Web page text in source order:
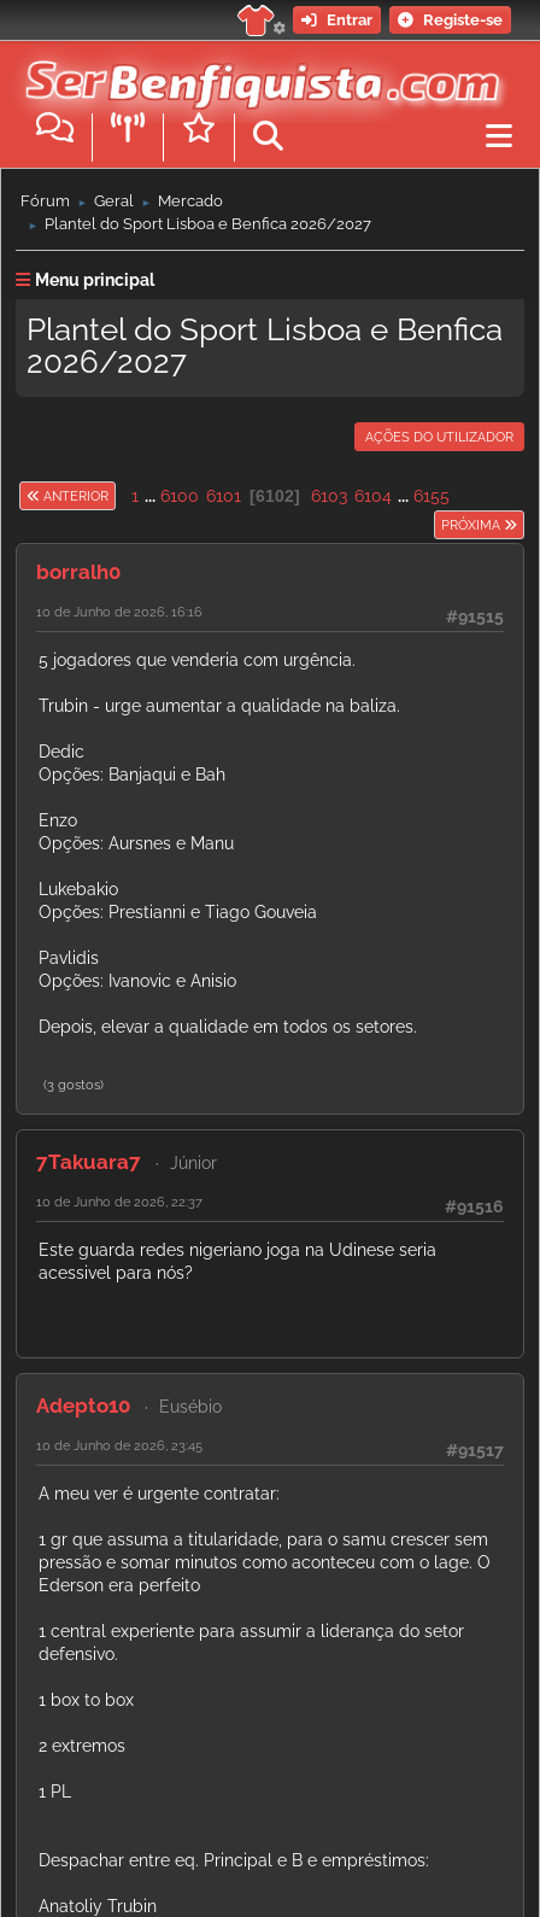
Entrar Registe-se
Fórum ► Geral ► Mercado
► Plantel do Sport Lisboa e Benfica 2026/2027
Menu principal
Plantel do Sport Lisboa e Benfica
2026/2027
AÇÕES DO UTILIZADOR
ANTERIOR 1 ... 6100 6101 6102 6103 6104 ... 6155
PRÓXIMA
borralh0
#91515
10 de Junho de 2026, 16:16
5 jogadores que venderia com urgência.
Trubin - urge aumentar a qualidade na baliza.
Dedic
Opções: Banjaqui e Bah
Enzo
Opções: Aursnes e Manu
Lukebakio
Opções: Prestianni e Tiago Gouveia
Pavlidis
Opções: Ivanovic e Anisio
Depois, elevar a qualidade em todos os setores.
(3 gostos)
7Takuara7 Júnior
#91516
10 de Junho de 2026, 22:37
Este guarda redes nigeriano joga na Udinese seria
acessivel para nós?
Adepto10 Eusébio
#91517
10 de Junho de 2026, 23:45
A meu ver é urgente contratar:
1 gr que assuma a titularidade, para o samu crescer sem
pressão e somar minutos como aconteceu com o lage. O
Ederson era perfeito
1 central experiente para assumir a liderança do setor
defensivo.
1 box to box
2 extremos
1 PL
Despachar entre eq. Principal e B e empréstimos:
Anatoliy Trubin